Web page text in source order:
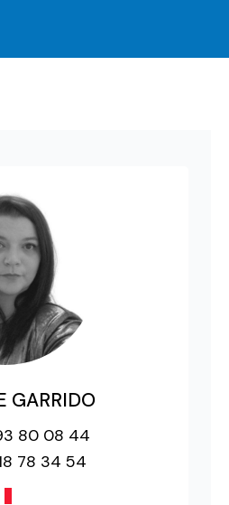
GARRIDO
80 08 44
78 34 54